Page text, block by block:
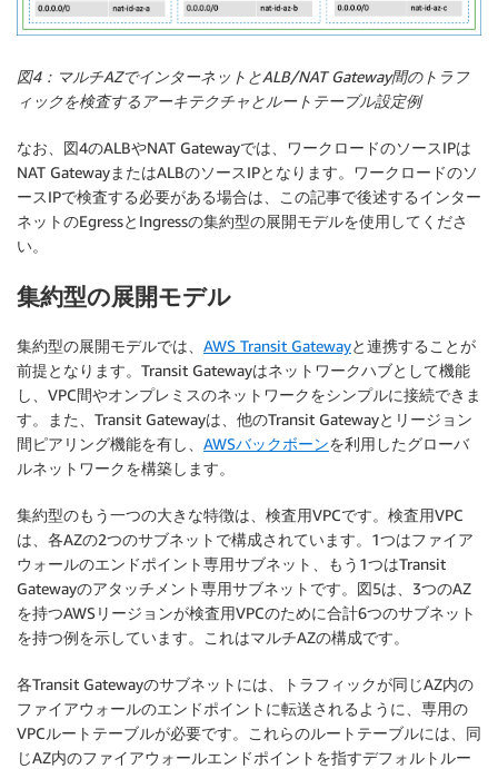
図4：マルチAZでインターネットとALB/NAT Gateway間のトラフ
ィックを検査するアーキテクチャとルートテーブル設定例
なお、図4のALBやNAT Gatewayでは、ワークロードのソースIPは
NAT GatewayまたはALBのソースIPとなります。ワークロードのソ
ースIPで検査する必要がある場合は、この記事で後述するインター
ネットのEgressとIngressの集約型の展開モデルを使用してくださ
い。
集約型の展開モデル
集約型の展開モデルでは、 AWS Transit Gatewayと連携することが
前提となります。Transit Gatewayはネットワークハブとして機能
し、VPC間やオンプレミスのネットワークをシンプルに接続できま
す。また、Transit Gatewayは、他のTransit Gatewayとリージョン
間ピアリング機能を有し、 AWSバックボーンを利用したグローバ
ルネットワークを構築します。
集約型のもう一つの大きな特徴は、検査用VPCです。検査用VPC
は、各AZの2つのサブネットで構成されています。1つはファイア
ウォールのエンドポイント専用サブネット、もう1つはTransit
Gatewayのアタッチメント専用サブネットです。図5は、3つのAZ
を持つAWSリージョンが検査用VPCのために合計6つのサブネット
を持つ例を示しています。これはマルチAZの構成です。
各Transit Gatewayのサブネットには、トラフィックが同じAZ内の
ファイアウォールのエンドポイントに転送されるように、専用の
VPCルートテーブルが必要です。これらのルートテーブルには、同
じAZ内のファイアウォールエンドポイントを指すデフォルトルー